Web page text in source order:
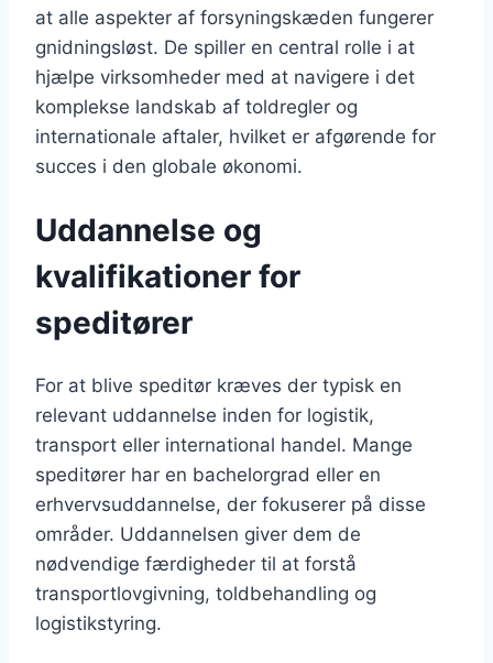
at alle aspekter af forsyningskæden fungerer
gnidningsløst. De spiller en central rolle i at
hjælpe virksomheder med at navigere i det
komplekse landskab af toldregler og
internationale aftaler, hvilket er afgørende for
succes i den globale økonomi.
Uddannelse og
kvalifikationer for
speditører
For at blive speditør kræves der typisk en
relevant uddannelse inden for logistik,
transport eller international handel. Mange
speditører har en bachelorgrad eller en
erhvervsuddannelse, der fokuserer på disse
områder. Uddannelsen giver dem de
nødvendige færdigheder til at forstå
transportlovgivning, toldbehandling og
logistikstyring.